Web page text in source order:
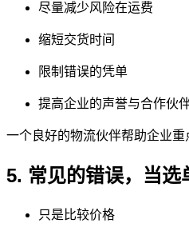
尽量减少风险在运费
缩短交货时间
限制错误的凭单
提高企业的声誉与合作伙
一个良好的物流伙伴帮助企业重
5. 常见的错误，当选
只是比较价格